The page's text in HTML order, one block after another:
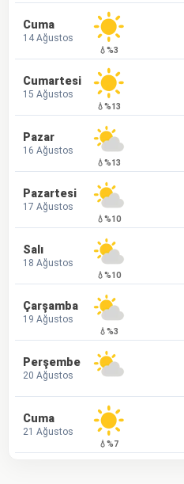
Cuma
14 Ağustos
💧%3
Cumartesi
15 Ağustos
💧%13
Pazar
16 Ağustos
💧%13
Pazartesi
17 Ağustos
💧%10
Salı
18 Ağustos
💧%10
Çarşamba
19 Ağustos
💧%3
Perşembe
20 Ağustos
Cuma
21 Ağustos
💧%7